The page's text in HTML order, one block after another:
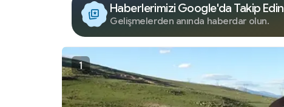
Haberlerimizi Google'da Takip Edin
Gelişmelerden anında haberdar olun.
1